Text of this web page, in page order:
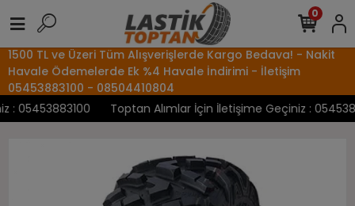
1500 TL ve Üzeri Tüm Alışverişlerde Kargo Bedava! - Nakit
Havale Ödemelerde Ek %4 Havale İndirimi - İletişim
05453883100 - 08504410804
Toptan Alımlar İçin İletişime Geçiniz :
0